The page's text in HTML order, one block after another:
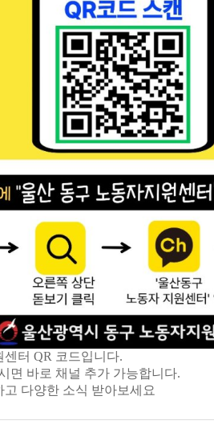
터 QR 코드입니다.
면 바로 채널 추가 가능합니다.
다양한 소식 받아보세요